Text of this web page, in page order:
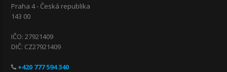
Praha 4 - Česká republika
143 00
IČO: 27921409
DIČ: CZ27921409
+420 777 594 340